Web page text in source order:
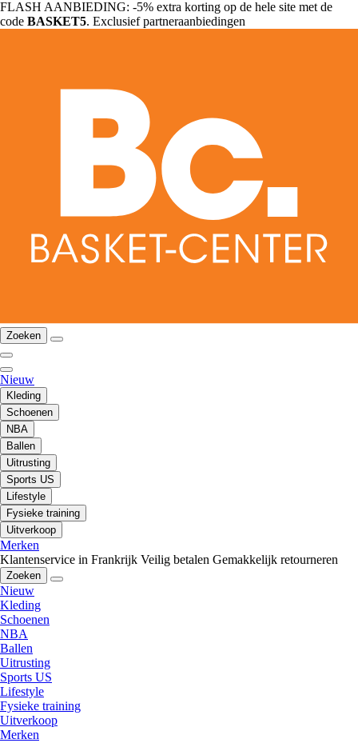
FLASH AANBIEDING: -5% extra korting op de hele site met de
code BASKET5. Exclusief partneraanbiedingen
Zoeken
Nieuw
Kleding
Schoenen
NBA
Ballen
Uitrusting
Sports US
Lifestyle
Fysieke training
Uitverkoop
Merken
Klantenservice in Frankrijk Veilig betalen Gemakkelijk retourneren
Zoeken
Nieuw
Kleding
Schoenen
NBA
Ballen
Uitrusting
Sports US
Lifestyle
Fysieke training
Uitverkoop
Merken